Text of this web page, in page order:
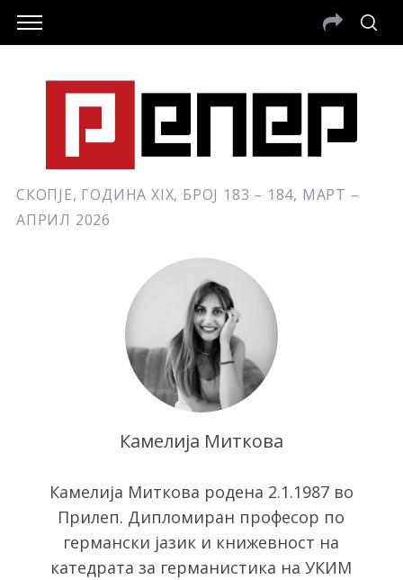
СКОПЈЕ, ГОДИНА XIX, БРОЈ 183 – 184, МАРТ –
АПРИЛ 2026
Камелија Миткова
Камелија Миткова родена 2.1.1987 во
Прилеп. Дипломиран професор по
германски јазик и книжевност на
катедрата за германистика на УКИМ